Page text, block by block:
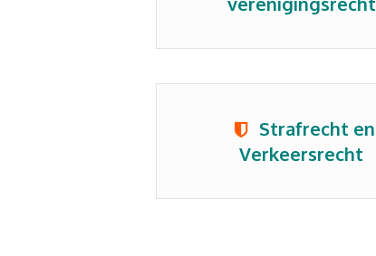
Strafrecht en
Verkeersrecht